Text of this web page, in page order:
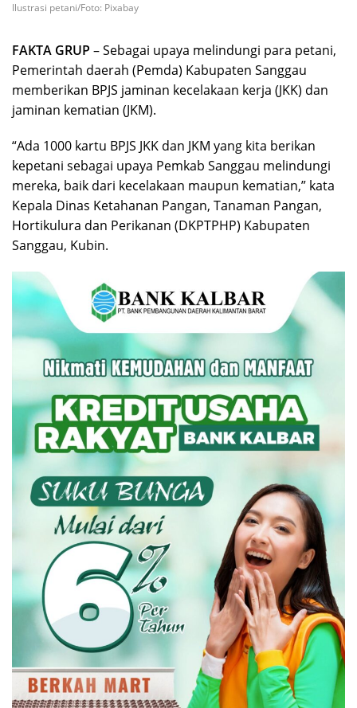
Ilustrasi petani/Foto: Pixabay
FAKTA GRUP – Sebagai upaya melindungi para petani,
Pemerintah daerah (Pemda) Kabupaten Sanggau
memberikan BPJS jaminan kecelakaan kerja (JKK) dan
jaminan kematian (JKM).
“Ada 1000 kartu BPJS JKK dan JKM yang kita berikan
kepetani sebagai upaya Pemkab Sanggau melindungi
mereka, baik dari kecelakaan maupun kematian,” kata
Kepala Dinas Ketahanan Pangan, Tanaman Pangan,
Hortikulura dan Perikanan (DKPTPHP) Kabupaten
Sanggau, Kubin.